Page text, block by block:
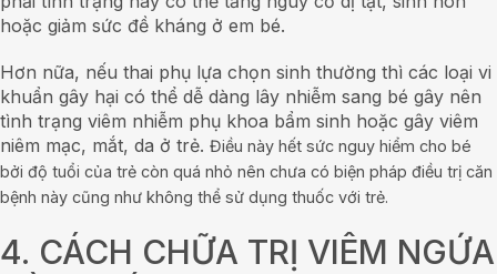
hoặc giảm sức đề kháng ở em bé.
Hơn nữa, nếu thai phụ lựa chọn sinh thường thì các loại vi
khuẩn gây hại có thể dễ dàng lây nhiễm sang bé gây nên
tình trạng viêm nhiễm phụ khoa bẩm sinh hoặc gây viêm
niêm mạc, mắt, da ở trẻ. Điều này hết sức nguy hiểm cho bé
bởi độ tuổi của trẻ còn quá nhỏ nên chưa có biện pháp điều trị căn
bệnh này cũng như không thể sử dụng thuốc với trẻ.
4. CÁCH CHỮA TRỊ VIÊM NGỨA